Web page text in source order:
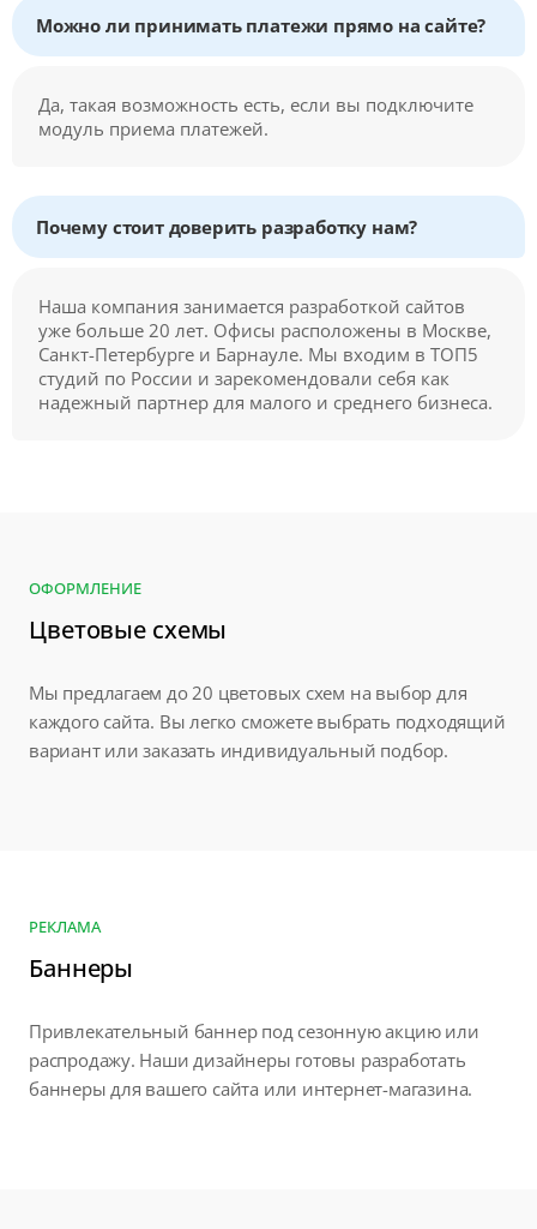
Можно ли принимать платежи прямо на сайте?
Да, такая возможность есть, если вы подключите
модуль приема платежей.
Почему стоит доверить разработку нам?
Наша компания занимается разработкой сайтов
уже больше 20 лет. Офисы расположены в Москве,
Санкт-Петербурге и Барнауле. Мы входим в ТОП5
студий по России и зарекомендовали себя как
надежный партнер для малого и среднего бизнеса.
ОФОРМЛЕНИЕ
Цветовые схемы
Мы предлагаем до 20 цветовых схем на выбор для
каждого сайта. Вы легко сможете выбрать подходящий
вариант или заказать индивидуальный подбор.
РЕКЛАМА
Баннеры
Привлекательный баннер под сезонную акцию или
распродажу. Наши дизайнеры готовы разработать
баннеры для вашего сайта или интернет-магазина.